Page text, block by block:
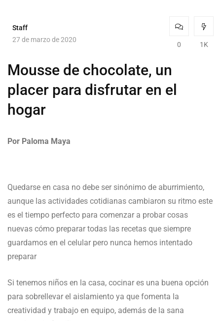
Staff
27 de marzo de 2020
0 1K
Mousse de chocolate, un
placer para disfrutar en el
hogar
Por Paloma Maya
Quedarse en casa no debe ser sinónimo de aburrimiento,
aunque las actividades cotidianas cambiaron su ritmo este
es el tiempo perfecto para comenzar a probar cosas
nuevas cómo preparar todas las recetas que siempre
guardamos en el celular pero nunca hemos intentado
preparar
Si tenemos niños en la casa, cocinar es una buena opción
para sobrellevar el aislamiento ya que fomenta la
creatividad y trabajo en equipo, además de la sana